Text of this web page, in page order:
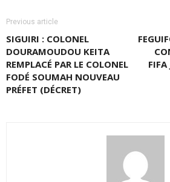
Previous article
SIGUIRI : COLONEL
DOURAMOUDOU KEITA
REMPLACÉ PAR LE COLONEL
FODÉ SOUMAH NOUVEAU
PRÉFET (DÉCRET)
FIFA